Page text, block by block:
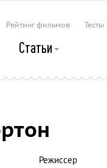
Рейтинг фильмов Тесты
Статьи
Режиссер